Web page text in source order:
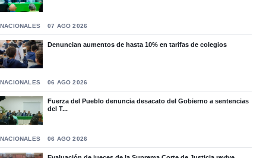
NACIONALES 07 AGO 2026
Denuncian aumentos de hasta 10% en tarifas de colegios
NACIONALES 06 AGO 2026
Fuerza del Pueblo denuncia desacato del Gobierno a sentencias
del T...
NACIONALES 06 AGO 2026